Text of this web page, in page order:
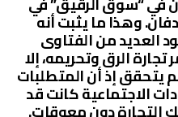
وهذا ما يثبت أنه
العديد من الفتاوى
الرق وتحريمه، إلا
يتحقق إذ أن المتطلبات
الاجتماعية كانت قد